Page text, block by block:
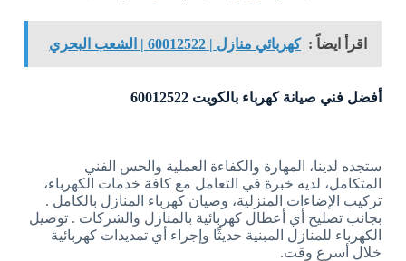
اقرأ ايضاً : كهربائي منازل | 60012522 | الشعب البحري
أفضل فني صيانة كهرباء بالكويت 60012522
ستجده لدينا، المهارة والكفاءة العملية والحس الفني
المتكامل، لديه خبرة في التعامل مع كافة خدمات الكهرباء،
تركيب الإضاءات المنزلية، وصيان كهرباء المنازل بالكامل .
بجانب تصليح أي أعطال كهربائية بالمنازل والشركات . توصيل
الكهرباء للمنازل المبنية حديثًا وإجراء أي تمديدات كهربائية
خلال أسرع وقت.